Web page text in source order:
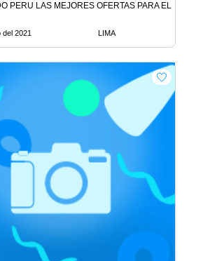
PERU LAS MEJORES OFERTAS PARA EL MEJOR
2021 LIMA